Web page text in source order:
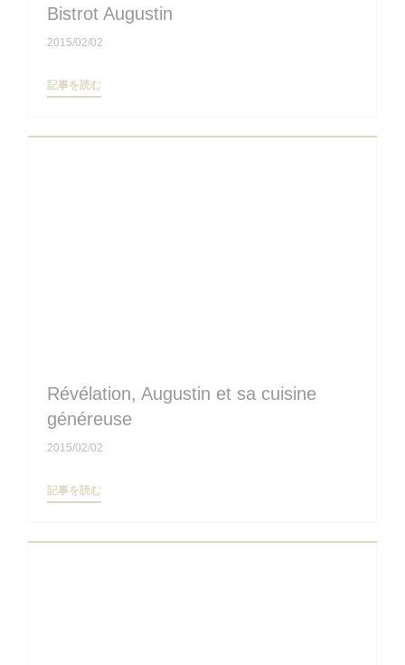
Bistrot Augustin
2015/02/02
記事を読む((新しいウィンドウで開きます))
Révélation, Augustin et sa cuisine
généreuse
2015/02/02
記事を読む((新しいウィンドウで開きます))